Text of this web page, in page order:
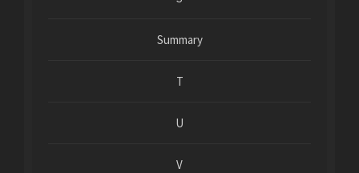
Summary
T
U
V